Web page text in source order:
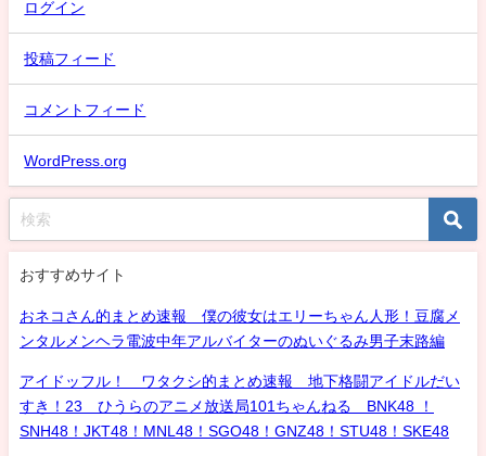
ログイン
投稿フィード
コメントフィード
WordPress.org
おすすめサイト
おネコさん的まとめ速報 僕の彼女はエリーちゃん人形！豆腐メ
ンタルメンヘラ電波中年アルバイターのぬいぐるみ男子末路編
アイドッフル！ ワタクシ的まとめ速報 地下格闘アイドルだい
すき！23 ひうらのアニメ放送局101ちゃんねる BNK48 ！
SNH48！JKT48！MNL48！SGO48！GNZ48！STU48！SKE48